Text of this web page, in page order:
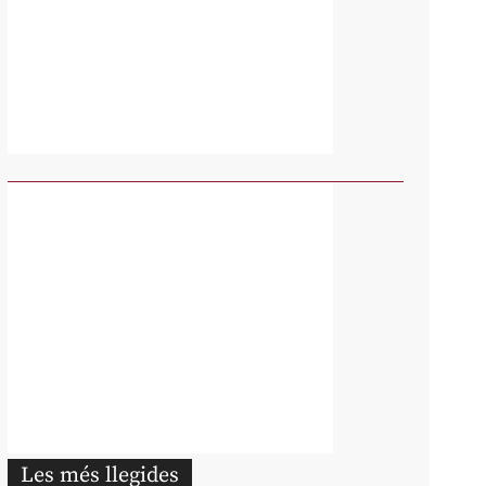
Les més llegides